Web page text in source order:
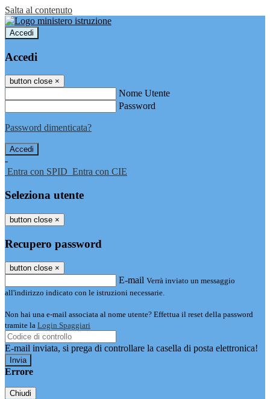
Salta al contenuto
Accedi
Accedi
button close ×
Nome Utente
Password
Password dimenticata?
-
Entra con SPID Entra con CIE
Seleziona utente
button close ×
Recupero password
button close ×
E-mail Verrà inviato un messaggio
all'indirizzo indicato con le istruzioni necessarie.
Non hai una e-mail associata al nome utente? Effettua il reset della password
tramite la Login Spaggiari
E-mail inviata, si prega di controllare la casella di posta elettronica!
Errore
Chiudi